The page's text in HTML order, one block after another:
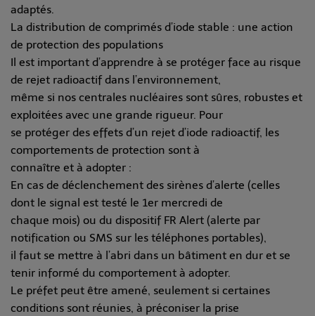
adaptés.
La distribution de comprimés d’iode stable : une action
de protection des populations
Il est important d’apprendre à se protéger face au risque
de rejet radioactif dans l’environnement,
même si nos centrales nucléaires sont sûres, robustes et
exploitées avec une grande rigueur. Pour
se protéger des effets d’un rejet d’iode radioactif, les
comportements de protection sont à
connaître et à adopter :
En cas de déclenchement des sirènes d’alerte (celles
dont le signal est testé le 1er mercredi de
chaque mois) ou du dispositif FR Alert (alerte par
notification ou SMS sur les téléphones portables),
il faut se mettre à l’abri dans un bâtiment en dur et se
tenir informé du comportement à adopter.
Le préfet peut être amené, seulement si certaines
conditions sont réunies, à préconiser la prise